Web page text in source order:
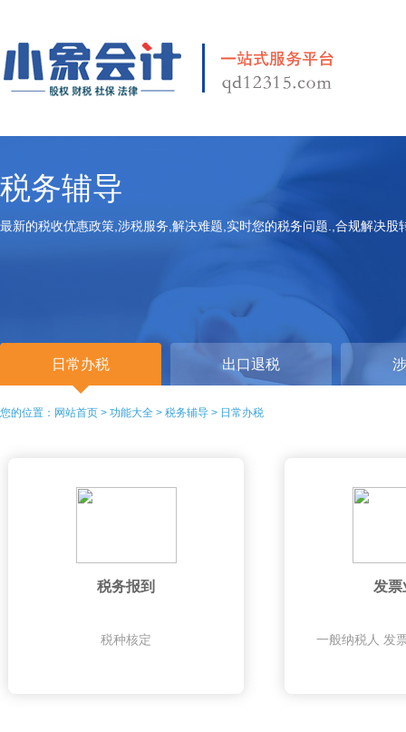
税务辅导
最新的税收优惠政策,涉税服务,解决难题,实时您的税务问题.,合规解决股
日常办税 出口退税
您的位置： 网站首页 > 功能大全 > 税务辅导 > 日常办税
税务报到
税种核定
发票
一般纳税人 发